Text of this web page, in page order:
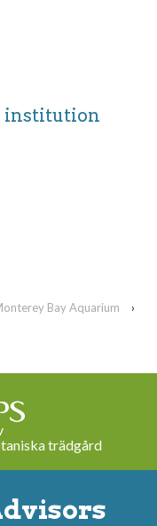
institution
Bay Aquarium ›
trädgård